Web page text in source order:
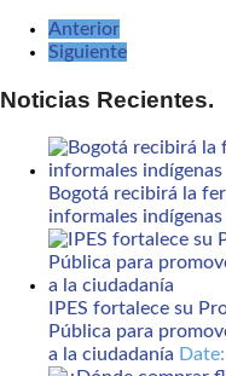
Anterior
Siguiente
Noticias Recientes.
Bogotá recibirá la
informales indígenas
IPES fortalece su
Pública para
a la ciudadanía